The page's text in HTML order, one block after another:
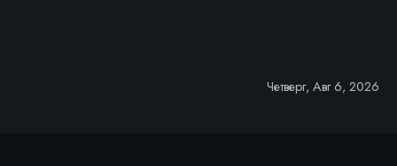
Четверг, Авг 6, 2026